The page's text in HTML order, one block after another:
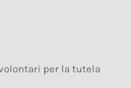
per la tutela